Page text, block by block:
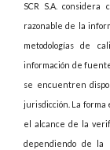
SCR S.A. considera
razonable de la
metodologías de
información de
se encuentren
jurisdicción. La forma
el alcance de la
dependiendo de la